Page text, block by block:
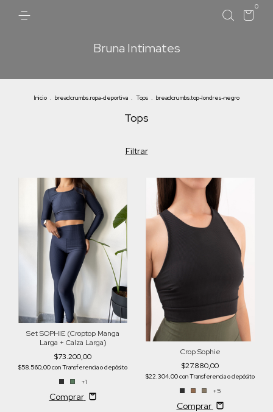
Bruna Intimates
0
Inicio . breadcrumbs.ropa-deportiva . Tops . breadcrumbs.top-londres-negro
Tops
Filtrar
Set SOPHIE (Croptop Manga
Larga + Calza Larga)
$73.200,00
$58.560,00conTransferencia o depósito
+1
Comprar
Crop Sophie
$27.880,00
$22.304,00conTransferencia o depósito
+5
Comprar